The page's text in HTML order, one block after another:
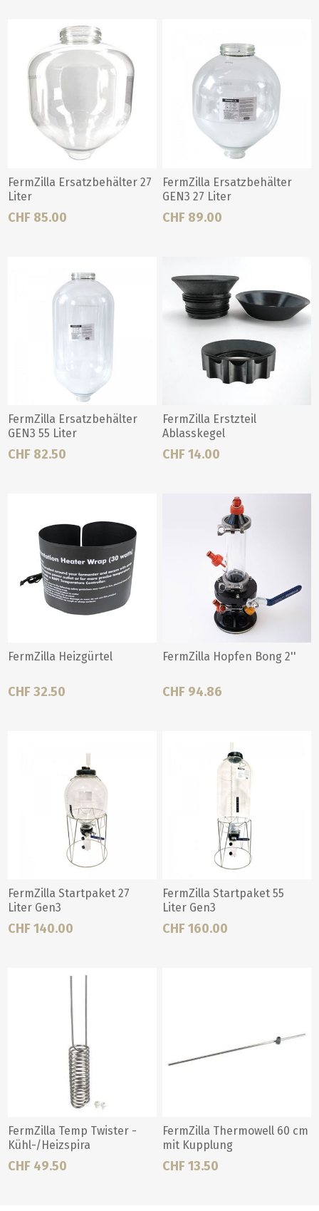
FermZilla Ersatzbehälter 27
Liter
CHF 85.00
FermZilla Ersatzbehälter
GEN3 27 Liter
CHF 89.00
FermZilla Ersatzbehälter
GEN3 55 Liter
CHF 82.50
FermZilla Erstzteil
Ablasskegel
CHF 14.00
FermZilla Heizgürtel
CHF 32.50
FermZilla Hopfen Bong 2''
CHF 94.86
FermZilla Startpaket 27
Liter Gen3
CHF 140.00
FermZilla Startpaket 55
Liter Gen3
CHF 160.00
FermZilla Temp Twister -
Kühl-/Heizspira
CHF 49.50
FermZilla Thermowell 60 cm
mit Kupplung
CHF 13.50